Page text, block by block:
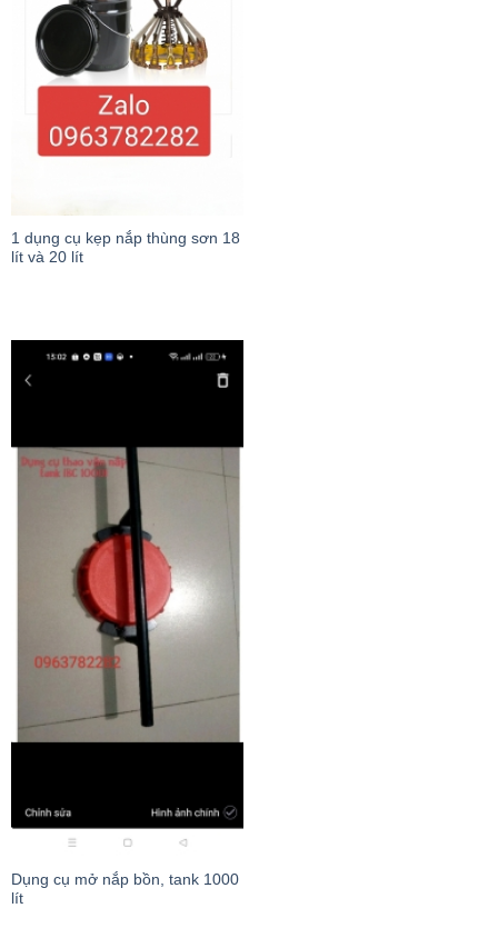
1 dụng cụ kẹp nắp thùng sơn 18
lít và 20 lít
Dụng cụ mở nắp bồn, tank 1000
lít